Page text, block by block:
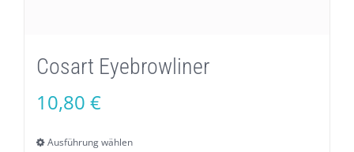
Cosart Eyebrowliner
10,80 €
Ausführung wählen